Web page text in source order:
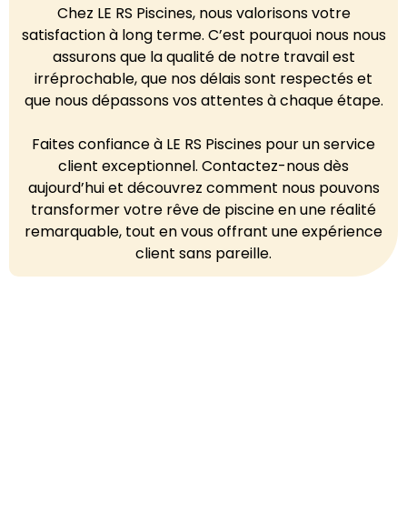
Chez LE RS Piscines, nous valorisons votre
satisfaction à long terme. C’est pourquoi nous nous
assurons que la qualité de notre travail est
irréprochable, que nos délais sont respectés et
que nous dépassons vos attentes à chaque étape.
Faites confiance à LE RS Piscines pour un service
client exceptionnel. Contactez-nous dès
aujourd’hui et découvrez comment nous pouvons
transformer votre rêve de piscine en une réalité
remarquable, tout en vous offrant une expérience
client sans pareille.